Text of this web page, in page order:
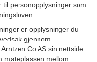
til personopplysninger som
er opplysninger du
gjennom
Co AS sin nettside.
møteplassen mellom